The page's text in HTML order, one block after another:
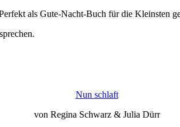
als Gute-Nacht-Buch für die Kleinsten
Nun schlaft
von Regina Schwarz & Julia Dürr